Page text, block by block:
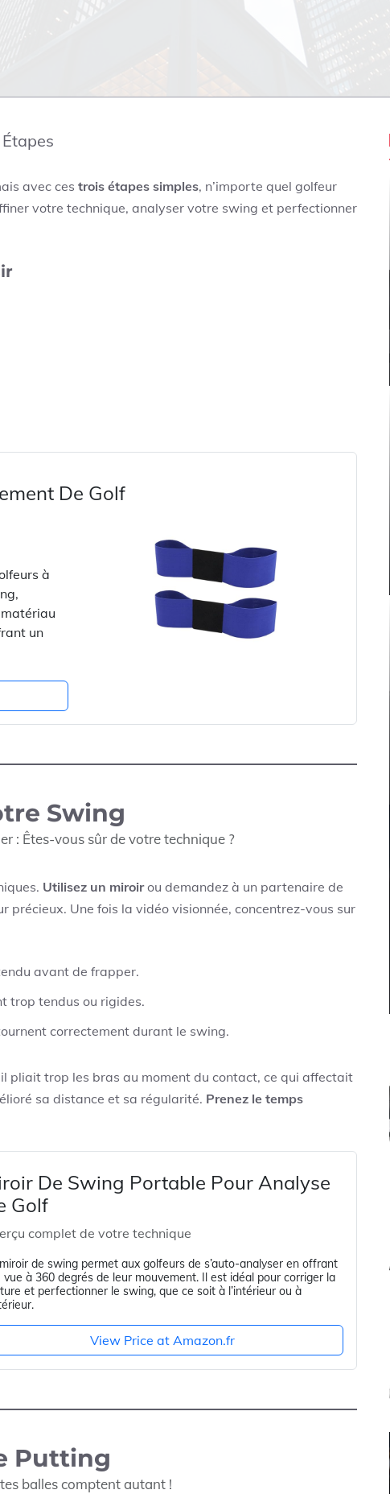
avec ces trois étapes simples, n’importe quel golfeur
votre technique, analyser votre swing et perfectionner
De Golf
à
un
Swing
: Êtes-vous sûr de votre technique ?
Utilisez un miroirou demandez à un partenaire de
précieux. Une fois la vidéo visionnée, concentrez-vous sur
avant de frapper.
trop tendus ou rigides.
correctement durant le swing.
pliait trop les bras au moment du contact, ce qui affectait
sa distance et sa régularité. Prenez le temps
De Swing Portable Pour Analyse
Golf
complet de votre technique
de swing permet aux golfeurs de s’auto-analyser en offrant
vue à 360 degrés de leur mouvement. Il est idéal pour corriger la
et perfectionner le swing, que ce soit à l’intérieur ou à
View Price at Amazon.fr
Putting
balles comptent autant !